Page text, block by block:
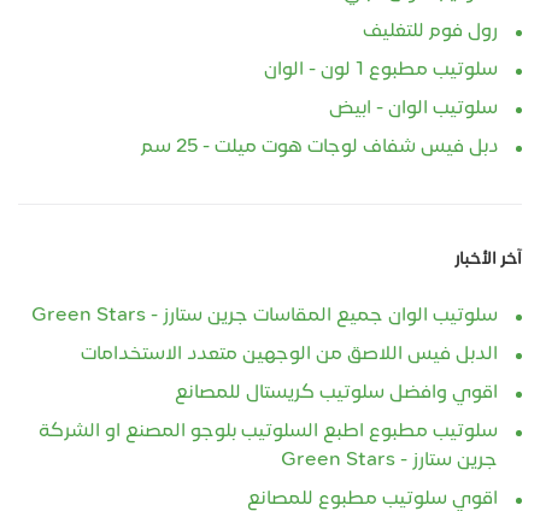
رول فوم للتغليف
سلوتيب مطبوع 1 لون - الوان
سلوتيب الوان - ابيض
دبل فيس شفاف لوجات هوت ميلت - 25 سم
آخر الأخبار
سلوتيب الوان جميع المقاسات جرين ستارز - Green Stars
الدبل فيس اللاصق من الوجهين متعدد الاستخدامات
اقوي وافضل سلوتيب كريستال للمصانع
سلوتيب مطبوع اطبع السلوتيب بلوجو المصنع او الشركة
جرين ستارز - Green Stars
اقوي سلوتيب مطبوع للمصانع